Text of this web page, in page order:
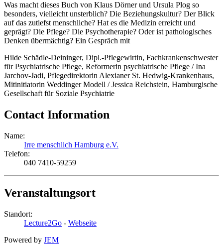
Was macht dieses Buch von Klaus Dörner und Ursula Plog so
besonders, vielleicht unsterblich? Die Beziehungskultur? Der Blick
auf das zutiefst menschliche? Hat es die Medizin erreicht und
geprägt? Die Pflege? Die Psychotherapie? Oder ist pathologisches
Denken übermächtig? Ein Gespräch mit
Hilde Schädle-Deininger, Dipl.-Pflegewirtin, Fachkrankenschwester
für Psychiatrische Pflege, Reformerin psychiatrische Pflege / Ina
Jarchov-Jadi, Pflegedirektorin Alexianer St. Hedwig-Krankenhaus,
Mitinitiatorin Weddinger Modell / Jessica Reichstein, Hamburgische
Gesellschaft für Soziale Psychiatrie
Contact Information
Name:
Irre menschlich Hamburg e.V.
Telefon:
040 7410-59259
Veranstaltungsort
Standort:
Lecture2Go - Webseite
Powered by JEM